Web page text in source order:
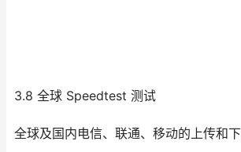
3.8 全球 Speedtest 测试
全球及国内电信、联通、移动的上传和下